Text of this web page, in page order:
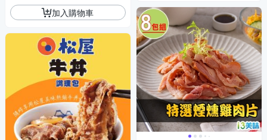
加入購物車